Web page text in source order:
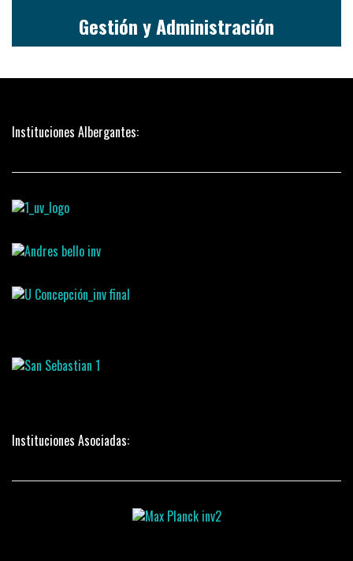
Gestión y Administración
Instituciones Albergantes:
Instituciones Asociadas: